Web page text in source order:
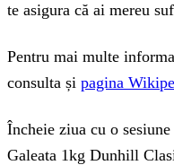
te asigura că ai mereu
Pentru mai multe
consulta și pagina
Încheie ziua cu o
Galeata 1kg Dunhill